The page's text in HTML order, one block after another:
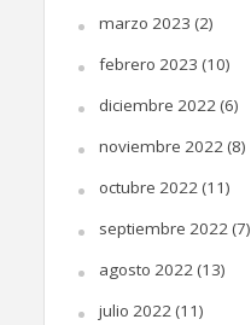
marzo 2023 (2)
febrero 2023 (10)
diciembre 2022(6)
noviembre 2022(8)
octubre 2022(11)
septiembre 2022(7)
agosto 2022(13)
julio 2022(11)